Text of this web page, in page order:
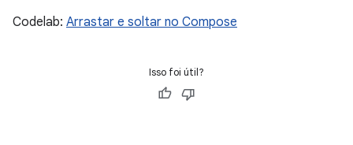
Codelab: Arrastar e soltar no Compose
Isso foi útil?